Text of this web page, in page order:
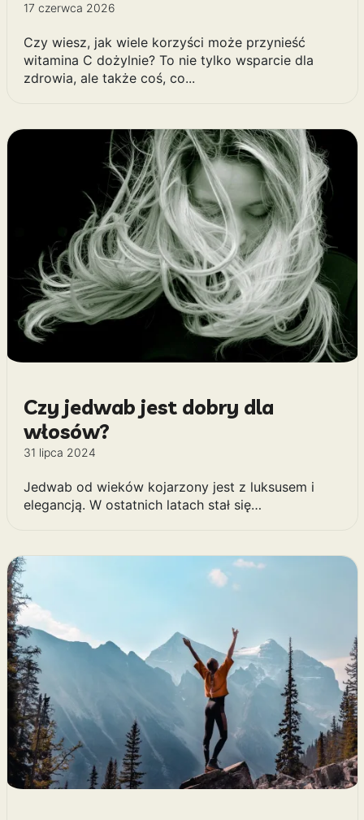
17 czerwca 2026
Czy wiesz, jak wiele korzyści może przynieść
witamina C dożylnie? To nie tylko wsparcie dla
zdrowia, ale także coś, co...
Czy jedwab jest dobry dla
włosów?
31 lipca 2024
Jedwab od wieków kojarzony jest z luksusem i
elegancją. W ostatnich latach stał się…